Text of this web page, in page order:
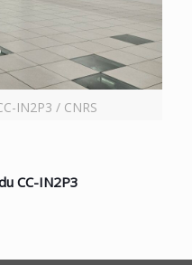
IN2P3 / CNRS
CC-IN2P3